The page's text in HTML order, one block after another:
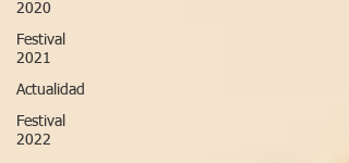
2020
Festival
2021
Actualidad
Festival
2022